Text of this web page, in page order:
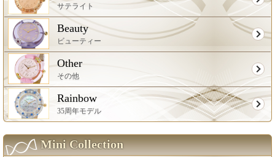
サテライト
Beauty
ビューティー
Other
その他
Rainbow
35周年モデル
Mini Collection